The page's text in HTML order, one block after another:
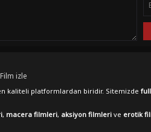
izle
kaliteli platformlardan biridir. Sitemizde
, macera filmleri, aksiyon filmleri ve erotik